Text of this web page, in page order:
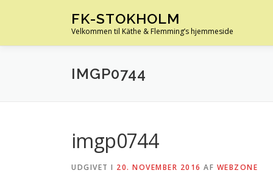
FK-STOKHOLM
Velkommen til Käthe & Flemming’s hjemmeside
IMGP0744
imgp0744
UDGIVET I 20. NOVEMBER 2016 AF WEBZONE